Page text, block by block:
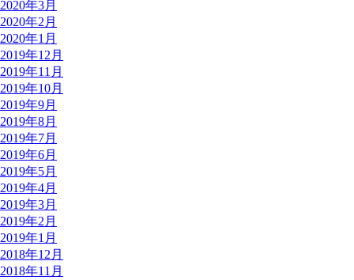
2020年3月
2020年2月
2020年1月
2019年12月
2019年11月
2019年10月
2019年9月
2019年8月
2019年7月
2019年6月
2019年5月
2019年4月
2019年3月
2019年2月
2019年1月
2018年12月
2018年11月